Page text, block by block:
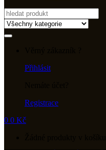
Search
for:
Přihlásit
Registrace
0 0 Kč